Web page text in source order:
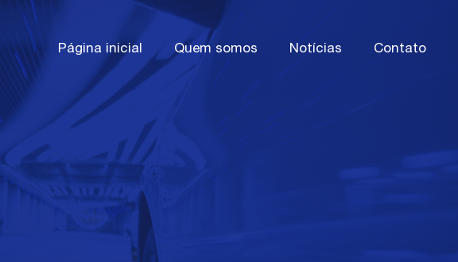
Página inicial Quem somos Notícias Contato